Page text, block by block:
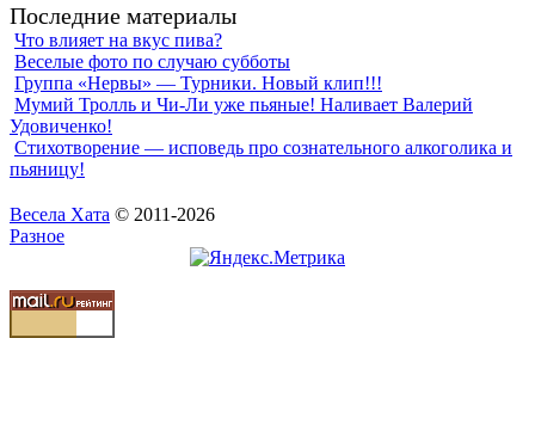
Последние материалы
Что влияет на вкус пива?
Веселые фото по случаю субботы
Группа «Нервы» — Турники. Новый клип!!!
Мумий Тролль и Чи-Ли уже пьяные! Наливает Валерий
Удовиченко!
Стихотворение — исповедь про сознательного алкоголика и
пьяницу!
Весела Хата © 2011-2026
Разное